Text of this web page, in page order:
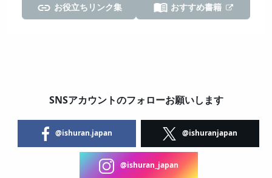
お役立ちリンク集 おすすめ書籍
SNSアカウントのフォローお願いします
@ishuran.japan @ishuranjapan
@ishuran_japan